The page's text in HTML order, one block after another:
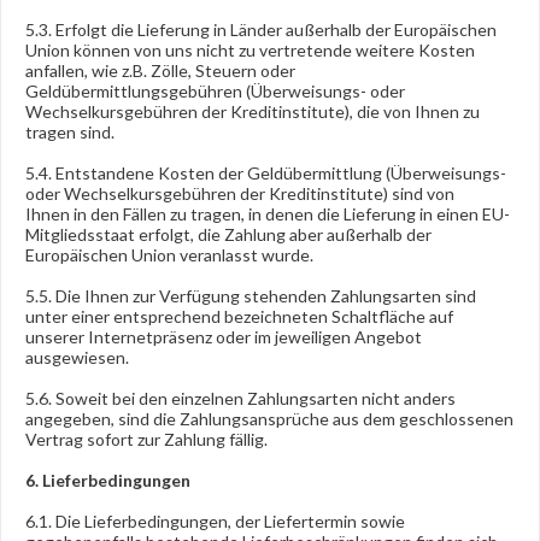
5.3. Erfolgt die Lieferung in Länder außerhalb der Europäischen
Union können von uns nicht zu vertretende weitere Kosten
anfallen, wie z.B. Zölle, Steuern oder
Geldübermittlungsgebühren (Überweisungs- oder
Wechselkursgebühren der Kreditinstitute), die von Ihnen zu
tragen sind.
5.4.Entstandene Kosten der Geldübermittlung(Überweisungs-
oder Wechselkursgebühren der Kreditinstitute) sind von
Ihnen in den Fällen zu tragen, in denen die Lieferung in einen EU-
Mitgliedsstaat erfolgt, die Zahlung aber außerhalb der
Europäischen Union veranlasst wurde.
5.5. Die Ihnen zur Verfügung stehenden Zahlungsarten sind
unter einer entsprechend bezeichneten Schaltfläche auf
unserer Internetpräsenz oder im jeweiligen Angebot
ausgewiesen.
5.6. Soweit bei den einzelnen Zahlungsarten nicht anders
angegeben, sind die Zahlungsansprüche aus dem geschlossenen
Vertrag sofort zur Zahlung fällig.
6. Lieferbedingungen
6.1. Die Lieferbedingungen, der Liefertermin sowie